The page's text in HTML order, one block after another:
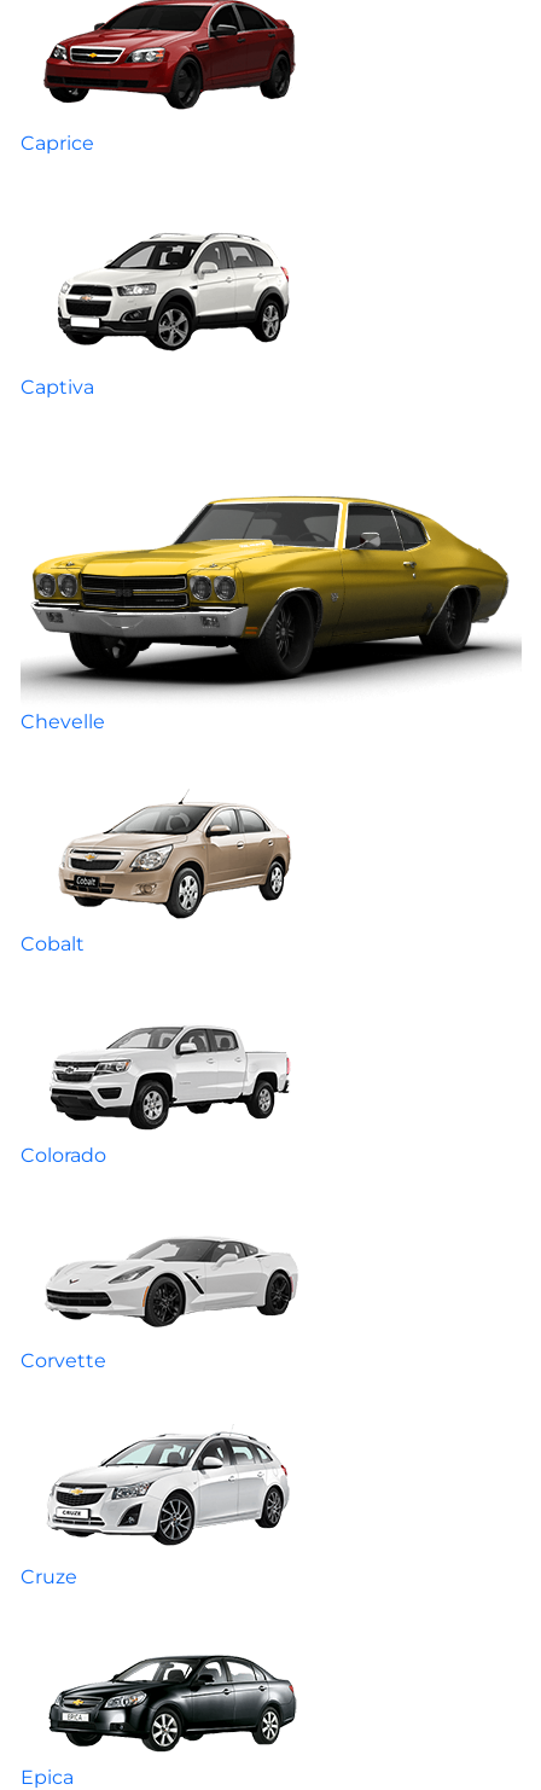
Caprice
Captiva
Chevelle
Cobalt
Colorado
Corvette
Cruze
Epica